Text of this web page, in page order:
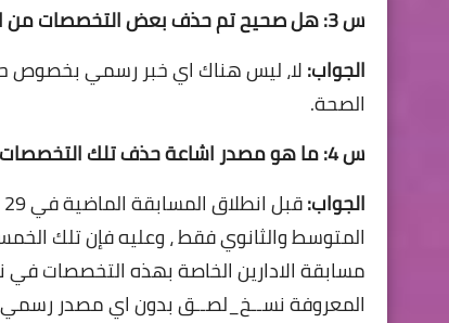
س 3: هل صحيح تم حذف بعض التخصصات من المسابقة ؟
الجواب:لا، ليس هناك اي خبر رسمي بخصوص
الصحة.
س 4: ما هو مصدر اشاعة حذف تلك التخصصات من المسابقة إذن ؟
الجواب:
المتوسط والثانوي فقط ، وعليه فإن تلك
مسابقة الادارين الخاصة بهذه التخصصات في
المعروفة نســخ_لصــق بدون اي مصدر